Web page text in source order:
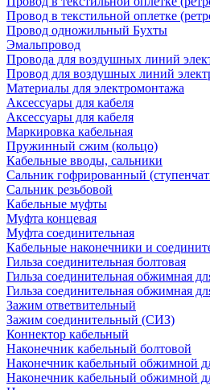
Провод в текстильной оплетке
Провод одножильный Бухты
Эмальпровод
Провода для воздушных линий
Провод для воздушных линий
Материалы для электромонтажа
Аксессуары для кабеля
Аксессуары для кабеля
Маркировка кабельная
Пружинный сжим (кольцо)
Кабельные вводы, сальники
Сальник гофрированный
Сальник резьбовой
Кабельные муфты
Муфта концевая
Муфта соединительная
Кабельные наконечники и
Гильза соединительная болтовая
Гильза соединительная обжимная
Гильза соединительная обжимная
Зажим ответвительный
Зажим соединительный (СИЗ)
Коннектор кабельный
Наконечник кабельный болтовой
Наконечник кабельный обжимной
Наконечник кабельный обжимной